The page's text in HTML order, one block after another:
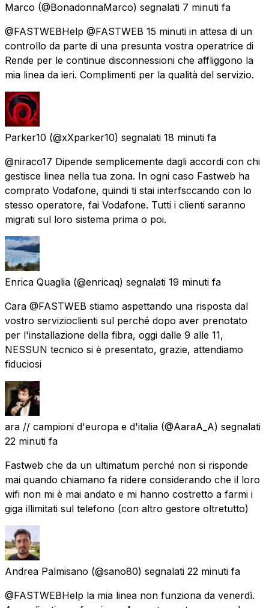
Marco (@BonadonnaMarco) segnalati 7 minuti fa
@FASTWEBHelp @FASTWEB 15 minuti in attesa di un
controllo da parte di una presunta vostra operatrice di
Rende per le continue disconnessioni che affliggono la
mia linea da ieri. Complimenti per la qualità del servizio.
Parker10 (@xXparker10) segnalati 18 minuti fa
@niraco17 Dipende semplicemente dagli accordi con chi
gestisce linea nella tua zona. In ogni caso Fastweb ha
comprato Vodafone, quindi ti stai interfsccando con lo
stesso operatore, fai Vodafone. Tutti i clienti saranno
migrati sul loro sistema prima o poi.
Enrica Quaglia (@enricaq) segnalati 19 minuti fa
Cara @FASTWEB stiamo aspettando una risposta dal
vostro servizioclienti sul perché dopo aver prenotato
per l'installazione della fibra, oggi dalle 9 alle 11,
NESSUN tecnico si è presentato, grazie, attendiamo
fiduciosi
ara // campioni d'europa e d'italia (@AaraA_A) segnalati
22 minuti fa
Fastweb che da un ultimatum perché non si risponde
mai quando chiamano fa ridere considerando che il loro
wifi non mi è mai andato e mi hanno costretto a farmi i
giga illimitati sul telefono (con altro gestore oltretutto)
Andrea Palmisano (@sano80) segnalati 22 minuti fa
@FASTWEBHelp la mia linea non funziona da venerdì.